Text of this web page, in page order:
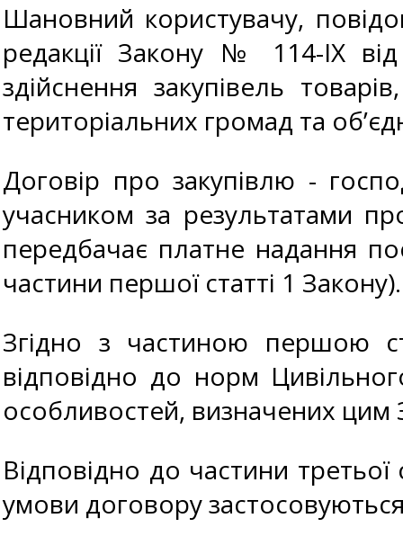
Шановний користувачу,
редакції Закону № 114-IX
здійснення закупівель
територіальних громад та
Договір про закупівлю -
учасником за результатами
передбачає платне надання
частини першої статті 1 Закону).
Згідно з частиною першою
відповідно до норм
особливостей, визначених цим
Відповідно до частини
умови договору